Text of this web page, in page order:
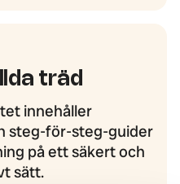
träd
innehåller
steg-för-steg-guider
på ett säkert och
sätt.